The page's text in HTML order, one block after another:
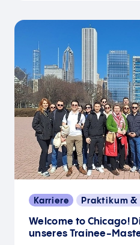
Karriere Praktikum &
Welcome to Chicago!
unseres Trainee-